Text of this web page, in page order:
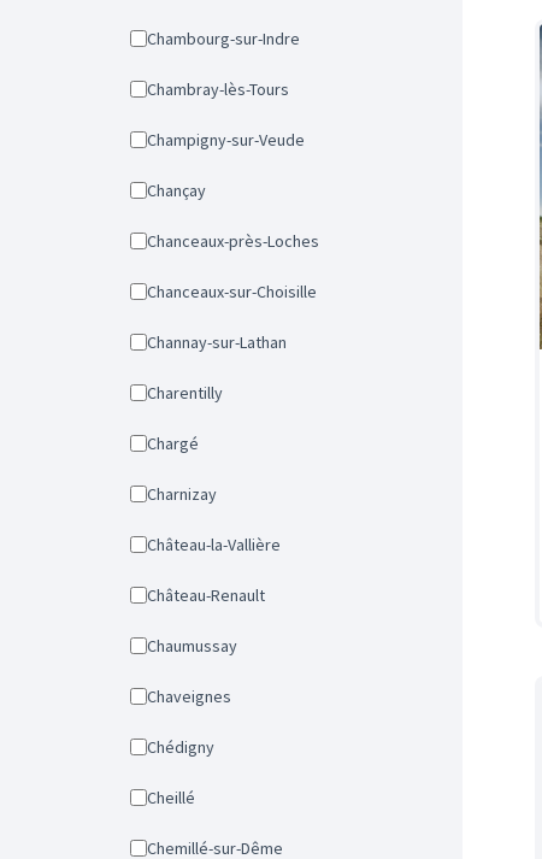
Chambourg-sur-Indre
Chambray-lès-Tours
Champigny-sur-Veude
Chançay
Chanceaux-près-Loches
Chanceaux-sur-Choisille
Channay-sur-Lathan
Charentilly
Chargé
Charnizay
Château-la-Vallière
Château-Renault
Chaumussay
Chaveignes
Chédigny
Cheillé
Chemillé-sur-Dême